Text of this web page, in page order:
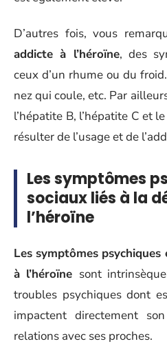
D’autres fois, vous
addicte à l’héroïne, des
ceux d’un rhume ou du
nez qui coule, etc. Par
l’hépatite B, l’hépatite C et
résulter de l’usage et de
Les symptômes
sociaux liés à la
l’héroïne
Les symptômes psychiques
à l’héroïne sont
troubles psychiques dont
impactent directement
relations avec ses proches.